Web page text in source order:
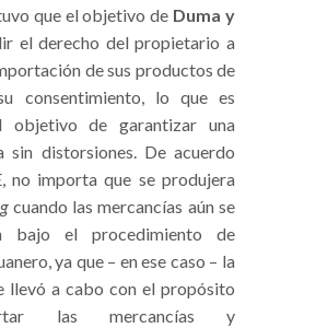
que el objetivo de Duma y
el derecho del propietario a
de sus productos de
consentimiento, lo que es
objetivo de garantizar una
sin distorsiones. De acuerdo
no importa que se produjera
cuando las mercancías aún se
bajo el procedimiento de
ya que – en ese caso – la
llevó a cabo con el propósito
las mercancías y